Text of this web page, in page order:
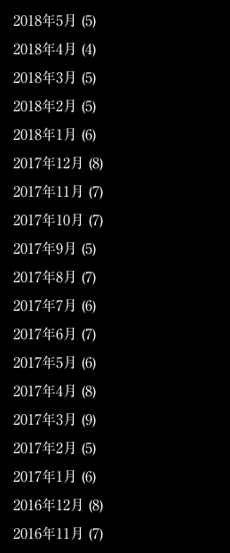
2018年5月 (5)
2018年4月 (4)
2018年3月 (5)
2018年2月 (5)
2018年1月 (6)
2017年12月 (8)
2017年11月 (7)
2017年10月 (7)
2017年9月 (5)
2017年8月 (7)
2017年7月 (6)
2017年6月 (7)
2017年5月 (6)
2017年4月 (8)
2017年3月 (9)
2017年2月 (5)
2017年1月 (6)
2016年12月 (8)
2016年11月 (7)